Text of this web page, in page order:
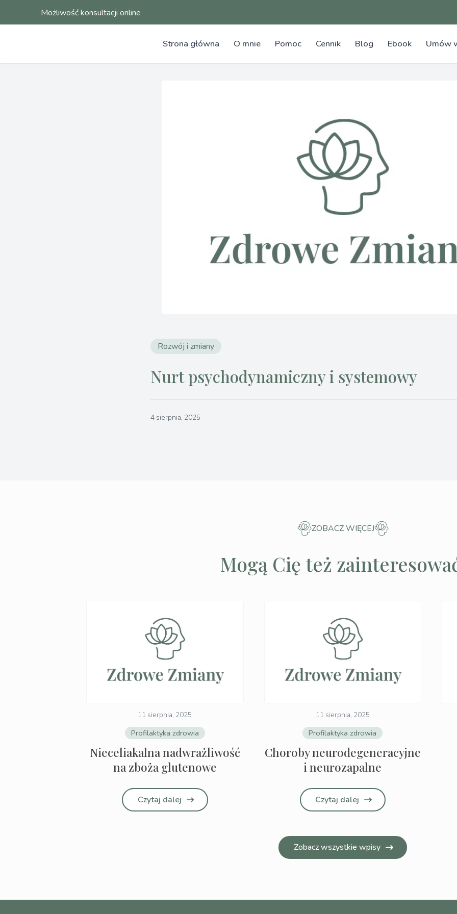
Możliwość konsultacji online
Strona główna O mnie Pomoc Cennik Blog Ebook Umów
Rozwój i zmiany
Nurt psychodynamiczny i systemowy
4 sierpnia, 2025
ZOBACZ WIĘCEJ
Mogą Cię też
11 sierpnia, 2025
Profilaktyka zdrowia
Nieceliakalna nadwrażliwość
na zboża glutenowe
Czytaj dalej
11 sierpnia, 2025
Profilaktyka zdrowia
Choroby neurodegeneracyjne
i neurozapalne
Czytaj dalej
Zobacz wszystkie wpisy